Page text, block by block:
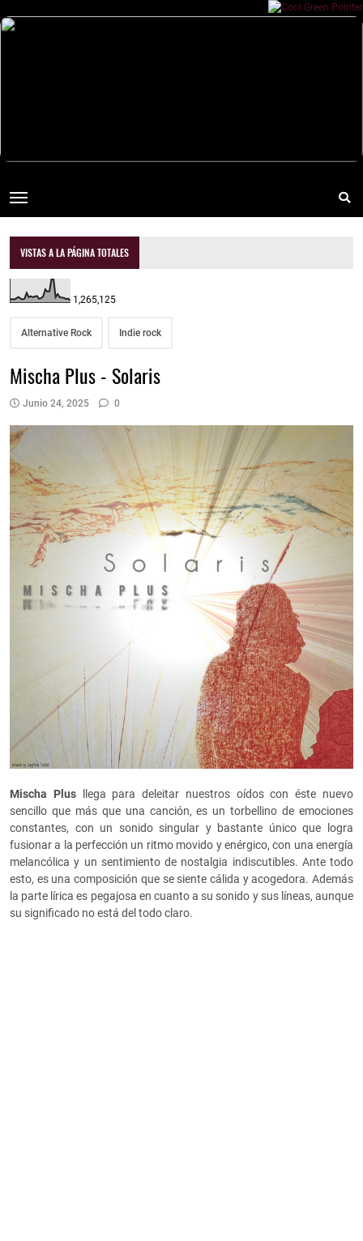
VISTAS A LA PÁGINA TOTALES
1,265,125
Alternative Rock Indie rock
Mischa Plus - Solaris
Junio 24, 2025 0
Mischa Plusllega para deleitar nuestros oídos con éste nuevo
sencillo que más que una canción, es un torbellino de emociones
constantes, con un sonido singular y bastante único que logra
fusionar a la perfección un ritmo movido y enérgico, con una energía
melancólica y un sentimiento de nostalgia indiscutibles. Ante todo
esto, es una composición que se siente cálida y acogedora. Además
la parte lírica es pegajosa en cuanto a su sonido y sus líneas, aunque
su significado no está del todo claro.